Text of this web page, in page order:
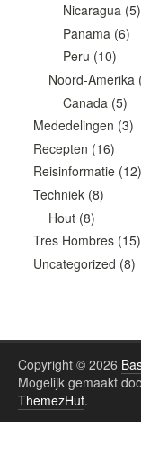
Nicaragua (5)
Panama (6)
Peru (10)
Noord-Amerika
Canada (5)
Mededelingen (3)
Recepten (16)
Reisinformatie(12)
Techniek(8)
Hout(8)
Tres Hombres(15)
Uncategorized (8)
Copyright © 2026
Mogelijk gemaakt
ThemezHut.